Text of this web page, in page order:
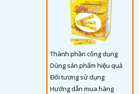
Thành phần công dụng
Dùng sản phẩm hiệu quả
Đối tượng sử dụng
Hướng dẫn mua hàng